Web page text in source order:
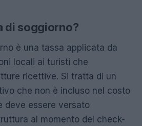
di soggiorno?
è una tassa applicata da
locali ai turisti che
ricettive. Si tratta di un
che non è incluso nel costo
deve essere versato
al momento del check-